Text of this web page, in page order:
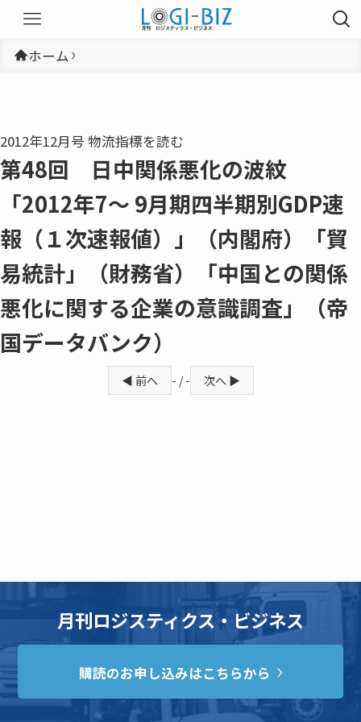
ホーム
2012年12月号 物流指標を読む
第48回 日中関係悪化の波紋
「2012年7〜 9月期四半期別GDP速
報（１次速報値）」（内閣府）「貿
易統計」（財務省）「中国との関係
悪化に関する企業の意識調査」（帝
国データバンク）
◀ 前へ - / - 次へ ▶
月刊ロジスティクス・ビジネス
購読のお申し込みはこちらから